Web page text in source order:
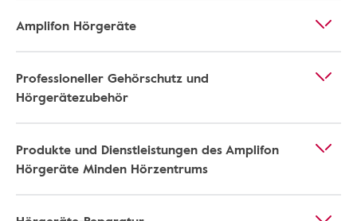
Amplifon Hörgeräte
Professioneller Gehörschutz und
Hörgerätezubehör
Produkte und Dienstleistungen des Amplifon
Hörgeräte Minden Hörzentrums